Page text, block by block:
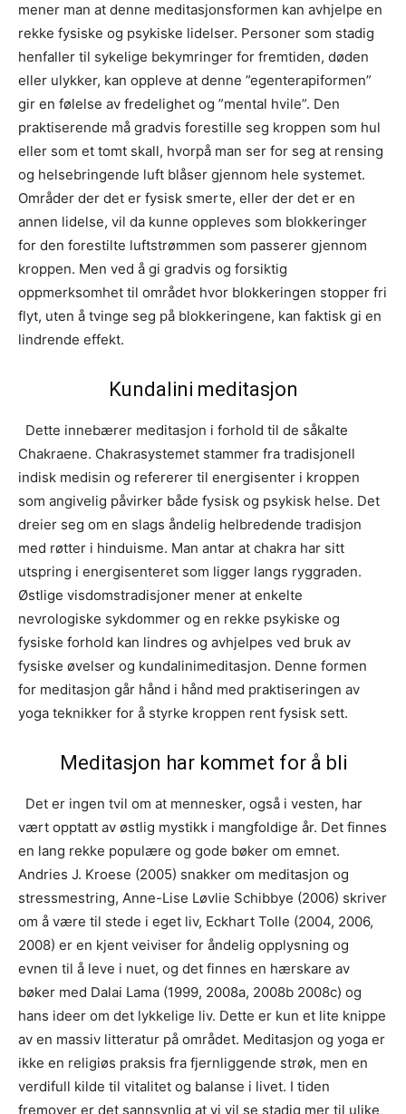
mener man at denne meditasjonsformen kan avhjelpe en
rekke fysiske og psykiske lidelser. Personer som stadig
henfaller til sykelige bekymringer for fremtiden, døden
eller ulykker, kan oppleve at denne ”egenterapiformen”
gir en følelse av fredelighet og ”mental hvile”. Den
praktiserende må gradvis forestille seg kroppen som hul
eller som et tomt skall, hvorpå man ser for seg at rensing
og helsebringende luft blåser gjennom hele systemet.
Områder der det er fysisk smerte, eller der det er en
annen lidelse, vil da kunne oppleves som blokkeringer
for den forestilte luftstrømmen som passerer gjennom
kroppen. Men ved å gi gradvis og forsiktig
oppmerksomhet til området hvor blokkeringen stopper fri
flyt, uten å tvinge seg på blokkeringene, kan faktisk gi en
lindrende effekt.
Kundalini meditasjon
Dette innebærer meditasjon i forhold til de såkalte
Chakraene. Chakrasystemet stammer fra tradisjonell
indisk medisin og refererer til energisenter i kroppen
som angivelig påvirker både fysisk og psykisk helse. Det
dreier seg om en slags åndelig helbredende tradisjon
med røtter i hinduisme. Man antar at chakra har sitt
utspring i energisenteret som ligger langs ryggraden.
Østlige visdomstradisjoner mener at enkelte
nevrologiske sykdommer og en rekke psykiske og
fysiske forhold kan lindres og avhjelpes ved bruk av
fysiske øvelser og kundalinimeditasjon. Denne formen
for meditasjon går hånd i hånd med praktiseringen av
yoga teknikker for å styrke kroppen rent fysisk sett.
Meditasjon har kommet for å bli
Det er ingen tvil om at mennesker, også i vesten, har
vært opptatt av østlig mystikk i mangfoldige år. Det finnes
en lang rekke populære og gode bøker om emnet.
Andries J. Kroese (2005) snakker om meditasjon og
stressmestring, Anne-Lise Løvlie Schibbye (2006) skriver
om å være til stede i eget liv, Eckhart Tolle (2004, 2006,
2008) er en kjent veiviser for åndelig opplysning og
evnen til å leve i nuet, og det finnes en hærskare av
bøker med Dalai Lama (1999, 2008a, 2008b 2008c) og
hans ideer om det lykkelige liv. Dette er kun et lite knippe
av en massiv litteratur på området. Meditasjon og yoga er
ikke en religiøs praksis fra fjernliggende strøk, men en
verdifull kilde til vitalitet og balanse i livet. I tiden
fremover er det sannsynlig at vi vil se stadig mer til ulike